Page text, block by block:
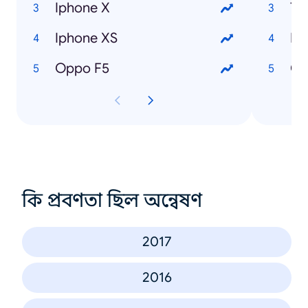
Iphone X
Iphone XS
Oppo F5
কি প্রবণতা ছিল অন্বেষণ
2017
2016